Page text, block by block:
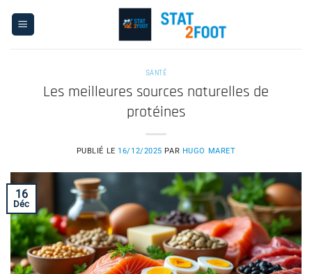
SANTÉ
Les meilleures sources naturelles de
protéines
PUBLIÉ LE 16/12/2025 PAR HUGO MARET
16
Déc